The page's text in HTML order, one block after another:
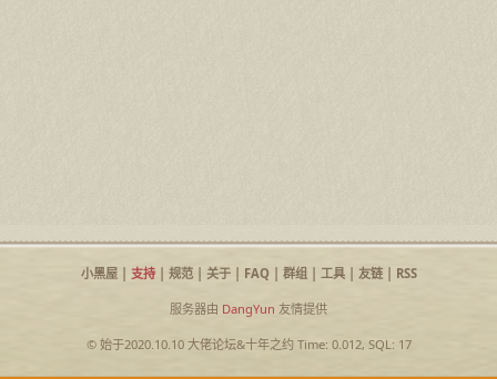
小黑屋| 支持| 规范| 关于| FAQ| 群组| 工具| 友链| RSS
服务器由 DangYun 友情提供
© 始于2020.10.10 大佬论坛&十年之约Time: 0.012, SQL: 17